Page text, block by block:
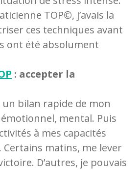
TOP©, j’avais la
ces techniques avant
ont été absolument
: accepter la
bilan rapide de mon
mental. Puis
à mes capacités
Certains matins, me lever
D’autres, je pouvais